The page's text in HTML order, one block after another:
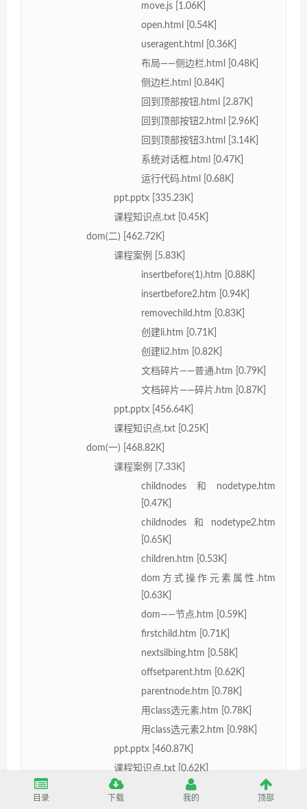
move.js [1.06K]
open.html [0.54K]
useragent.html [0.36K]
布局——侧边栏.html [0.48K]
侧边栏.html [0.84K]
回到顶部按钮.html [2.87K]
回到顶部按钮2.html [2.96K]
回到顶部按钮3.html [3.14K]
系统对话框.html [0.47K]
运行代码.html [0.68K]
ppt.pptx [335.23K]
课程知识点.txt [0.45K]
dom(二) [462.72K]
课程案例 [5.83K]
insertbefore(1).htm [0.88K]
insertbefore2.htm [0.94K]
removechild.htm [0.83K]
创建li.htm [0.71K]
创建li2.htm [0.82K]
文档碎片——普通.htm [0.79K]
文档碎片——碎片.htm [0.87K]
ppt.pptx [456.64K]
课程知识点.txt [0.25K]
dom(一) [468.82K]
课程案例 [7.33K]
childnodes和nodetype.htm
[0.47K]
childnodes和nodetype2.htm
[0.65K]
children.htm [0.53K]
dom方式操作元素属性.htm
[0.63K]
dom——节点.htm [0.59K]
firstchild.htm [0.71K]
nextsilbing.htm [0.58K]
offsetparent.htm [0.62K]
parentnode.htm [0.78K]
用class选元素.htm [0.78K]
用class选元素2.htm [0.98K]
ppt.pptx [460.87K]
课程知识点.txt [0.62K]
3-妙味课堂原创javascript视频教程——事件详解3课
资料 [1.47M]
目录 下载 我的 顶部